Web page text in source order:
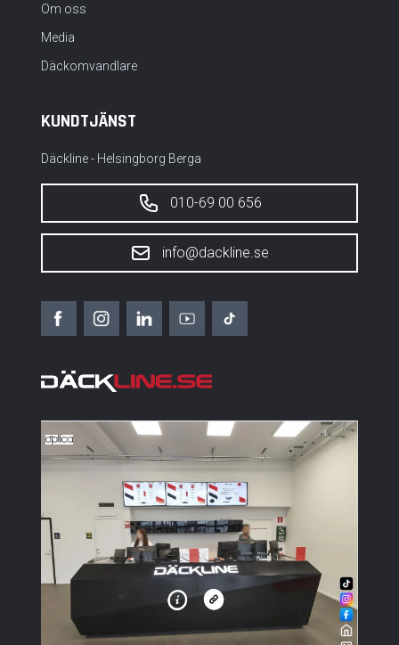
Om oss
Media
Däckomvandlare
KUNDTJÄNST
Däckline - Helsingborg Berga
010-69 00 656
info@dackline.se